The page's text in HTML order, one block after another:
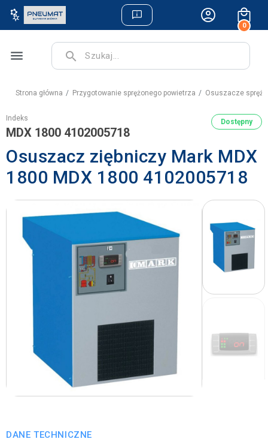
0
menu search
Strona główna Przygotowanie sprężonego powietrza Osuszacze
Indeks
MDX 1800 4102005718
Dostępny
Osuszacz ziębniczy Mark MDX
1800 MDX 1800 4102005718
DANE TECHNICZNE